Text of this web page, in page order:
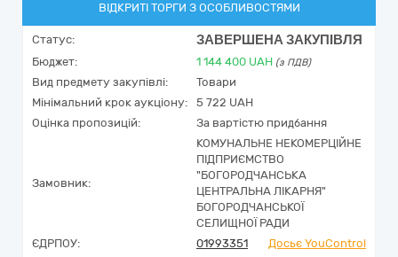
ВІДКРИТІ ТОРГИ З ОСОБЛИВОСТЯМИ
Статус: ЗАВЕРШЕНА ЗАКУПІВЛЯ
Бюджет: 1 144 400 UAH (з ПДВ)
Вид предмету закупівлі:
Товари
Мінімальний крок аукціону:
5 722 UAH
Оцінка пропозицій:
За вартістю придбання
Замовник:
КОМУНАЛЬНЕ НЕКОМЕРЦІЙНЕ
ПІДПРИЄМСТВО
"БОГОРОДЧАНСЬКА
ЦЕНТРАЛЬНА ЛІКАРНЯ"
БОГОРОДЧАНСЬКОЇ
СЕЛИЩНОЇ РАДИ
ЄДРПОУ:
01993351
Досьє YouControl